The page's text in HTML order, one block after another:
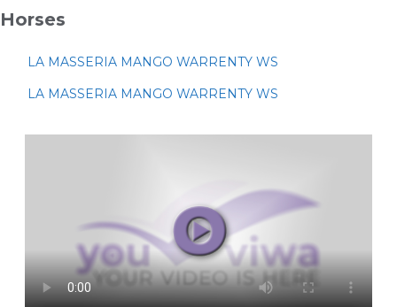
Horses
LA MASSERIA MANGO WARRENTY WS
LA MASSERIA MANGO WARRENTY WS